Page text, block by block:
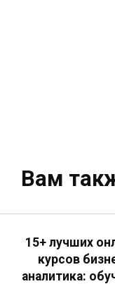
Вам
15+ лучших
курсов
аналитика: